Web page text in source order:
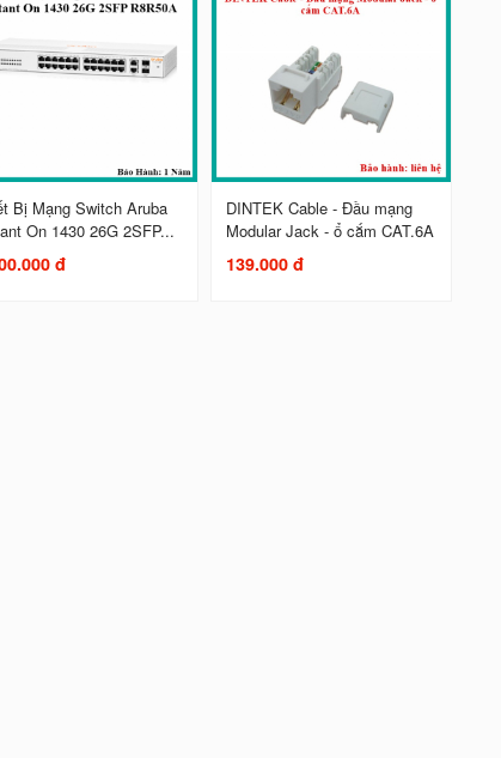
Bị Mạng Switch Aruba
On 1430 26G 2SFP...
đ
DINTEK Cable - Đầu mạng
Modular Jack - ổ cắm CAT.6A
139.000 đ